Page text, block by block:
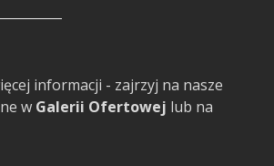
informacji - zajrzyj na nasze
w Galerii Ofertowej lub na